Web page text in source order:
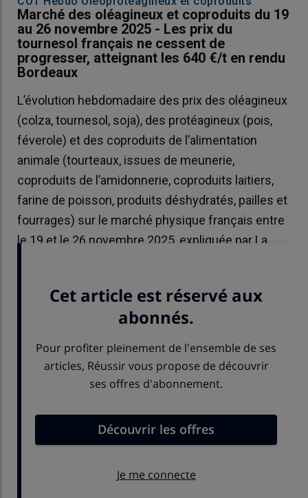
Marché des oléagineux et coproduits du 19
au 26 novembre 2025 - Les prix du
tournesol français ne cessent de
progresser, atteignant les 640 €/t en rendu
Bordeaux
L’évolution hebdomadaire des prix des oléagineux
(colza, tournesol, soja), des protéagineux (pois,
féverole) et des coproduits de l’alimentation
animale (tourteaux, issues de meunerie,
coproduits de l’amidonnerie, coproduits laitiers,
farine de poisson, produits déshydratés, pailles et
fourrages) sur le marché physique français entre
le 19 et le 26 novembre 2025, expliquée par La